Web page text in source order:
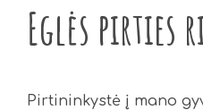
Eglės pirties
Pirtininkystė į mano